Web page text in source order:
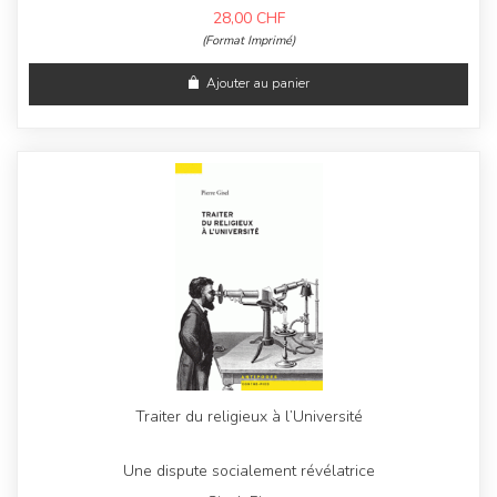
28,00 CHF
(Format Imprimé)
Ajouter au panier
Traiter du religieux à l’Université
Une dispute socialement révélatrice